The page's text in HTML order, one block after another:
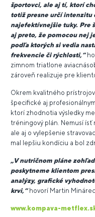
športovci, ale aj tí, ktorí
totiž presne určí intenzitu
najefektívnejšie tuky. Pre
aj preto, že pomocou nej
podľa ktorých si vedia
frekvencie či rýchlosti,“
zimnom triatlone
zároveň realizuje pre
Okrem kvalitného
špecifické aj
ktorí zhodnotia výsledky
tréningový plán. Nemusí ísť
ale aj o vylepšenie
mal lepšiu kondíciu a bol
„V nutričnom pláne
poskytneme klientom
analýzy, grafické
krvi,“hovorí Martin
www.kompava-